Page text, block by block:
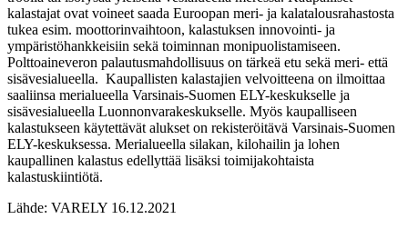
kalastajat ovat voineet saada Euroopan meri- ja kalatalousrahastosta
tukea esim. moottorinvaihtoon, kalastuksen innovointi- ja
ympäristöhankkeisiin sekä toiminnan monipuolistamiseen.
Polttoaineveron palautusmahdollisuus on tärkeä etu sekä meri- että
sisävesialueella. Kaupallisten kalastajien velvoitteena on ilmoittaa
saaliinsa merialueella Varsinais-Suomen ELY-keskukselle ja
sisävesialueella Luonnonvarakeskukselle. Myös kaupalliseen
kalastukseen käytettävät alukset on rekisteröitävä Varsinais-Suomen
ELY-keskuksessa. Merialueella silakan, kilohailin ja lohen
kaupallinen kalastus edellyttää lisäksi toimijakohtaista
kalastuskiintiötä.
Lähde: VARELY 16.12.2021